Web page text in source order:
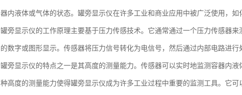
器内液体或气体的状态。罐旁显示仪在许多工业和商业应用中被广泛使用，如
罐旁显示仪的工作原理主要基于压力传感技术。它通常通过一个压力传感器
的数字或图形显示。传感器将压力信号转化为电信号，然后通过内部电路进行
罐旁显示仪的特点之一是其高度的测量能力。传感器可以实时地监测容器内
种高度的测量能力使得罐旁显示仪成为许多工业过程中重要的监测工具。它